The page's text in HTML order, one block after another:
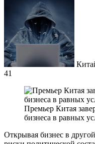
41
Премьер Китая
бизнеса в равных
Открывая бизнес в